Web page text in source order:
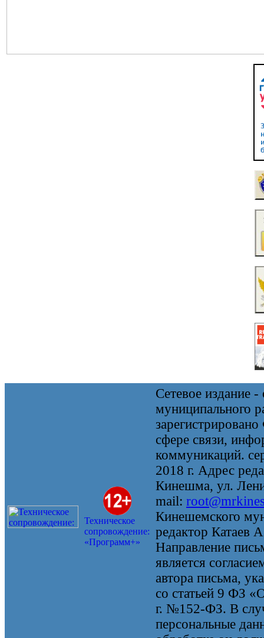
Техническое
сопровождение:
«Программ+»
Сетевое издание
муниципального
сфере связи,
коммуникаций.
2018 г. Адрес
Кинешма, ул.
mail:
Кинешемского
редактор Катаев
Направление
является
автора письма,
со статьей 9 ФЗ
г. №152-ФЗ. В
персональные